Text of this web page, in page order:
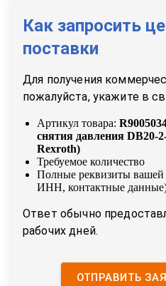
Как запросить
поставки
Для получения
пожалуйста, укажите в
Артикул товара:
снятия давления DB20-
Rexroth)
Требуемое количество
Полные реквизиты
ИНН, контактные
Ответ обычно
рабочих дней.
ОТПРАВИТЬ